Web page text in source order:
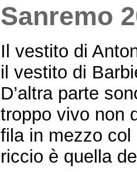
Sanremo
Il vestito di
il vestito di
D’altra parte
troppo vivo non
fila in mezzo
riccio è quella